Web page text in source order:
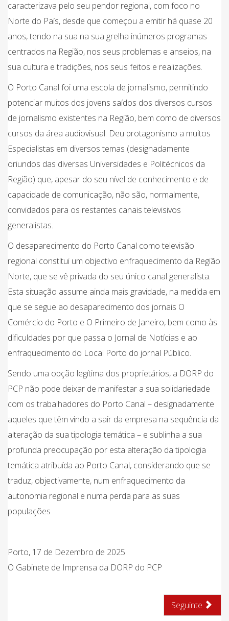
caracterizava pelo seu pendor regional, com foco no
Norte do País, desde que começou a emitir há quase 20
anos, tendo na sua na sua grelha inúmeros programas
centrados na Região, nos seus problemas e anseios, na
sua cultura e tradições, nos seus feitos e realizações.
O Porto Canal foi uma escola de jornalismo, permitindo
potenciar muitos dos jovens saídos dos diversos cursos
de jornalismo existentes na Região, bem como de diversos
cursos da área audiovisual. Deu protagonismo a muitos
Especialistas em diversos temas (designadamente
oriundos das diversas Universidades e Politécnicos da
Região) que, apesar do seu nível de conhecimento e de
capacidade de comunicação, não são, normalmente,
convidados para os restantes canais televisivos
generalistas.
O desaparecimento do Porto Canal como televisão
regional constitui um objectivo enfraquecimento da Região
Norte, que se vê privada do seu único canal generalista.
Esta situação assume ainda mais gravidade, na medida em
que se segue ao desaparecimento dos jornais O
Comércio do Porto e O Primeiro de Janeiro, bem como às
dificuldades por que passa o Jornal de Notícias e ao
enfraquecimento do Local Porto do jornal Público.
Sendo uma opção legítima dos proprietários, a DORP do
PCP não pode deixar de manifestar a sua solidariedade
com os trabalhadores do Porto Canal – designadamente
aqueles que têm vindo a sair da empresa na sequência da
alteração da sua tipologia temática – e sublinha a sua
profunda preocupação por esta alteração da tipologia
temática atribuída ao Porto Canal, considerando que se
traduz, objectivamente, num enfraquecimento da
autonomia regional e numa perda para as suas
populações
Porto, 17 de Dezembro de 2025
O Gabinete de Imprensa da DORP do PCP
Seguinte